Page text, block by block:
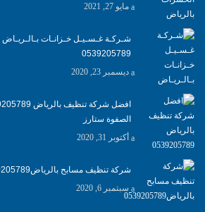
مايو 27, 2021
شـركـة غـسـيـل خـزانـات بـالـريـاض
0539205789
ديسمبر 23, 2020
الصفوة ستارز
أكتوبر 31, 2020
شركة تنظيف مسابح بالرياض0539205789
سبتمبر 6, 2020